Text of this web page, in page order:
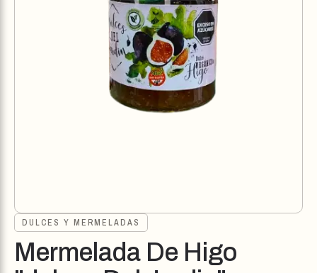
DULCES Y MERMELADAS
Mermelada De Higo